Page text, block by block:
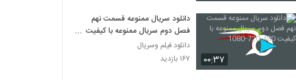
۰۰:۳۷
دانلود سریال ممنوعه قسمت نهم
فصل دوم سریال ممنوعه با کیفیت
480-720-1080
دانلود فیلم وسریال
۱۶۷ بازدید